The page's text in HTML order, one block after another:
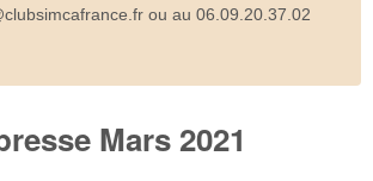
ou au 06.09.20.37.02
Mars 2021